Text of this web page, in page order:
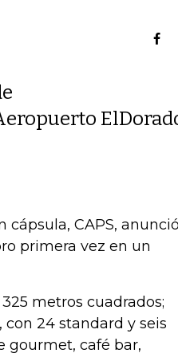
CAPS,
primera vez en un
metros cuadrados;
24 standard y seis
gourmet, café bar,